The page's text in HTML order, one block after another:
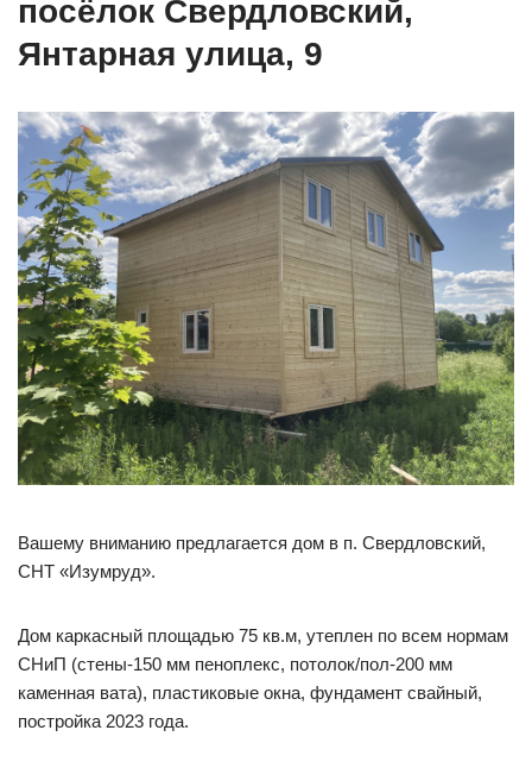
посёлок Свердловский,
Янтарная улица, 9
Вашему вниманию предлагается дом в п. Свердловский,
СНТ «Изумруд».
Дом каркасный площадью 75 кв.м, утеплен по всем нормам
СНиП (стены-150 мм пеноплекс, потолок/пол-200 мм
каменная вата), пластиковые окна, фундамент свайный,
постройка 2023 года.